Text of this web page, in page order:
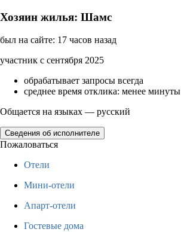
Хозяин жилья: Шамс
был на сайте: 17 часов назад
участник с сентября 2025
обрабатывает запросы всегда
среднее время отклика: менее минуты
Общается на языках — русский
Сведения об исполнителе
Пожаловаться
Отели
Мини-отели
Апарт-отели
Гостевые дома